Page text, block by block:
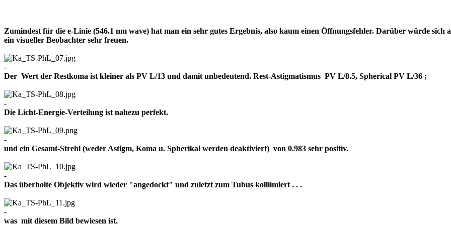
Zumindest für die e-Linie (546.1 nm wave) hat man ein sehr gutes Ergebnis, also kaum einen Öffnungsfehler. Darüber würde sich
ein visueller Beobachter sehr freuen.
-
Der Wert der Restkoma ist kleiner als PV L/13 und damit unbedeutend. Rest-Astigmatismus PV L/8.5, Spherical PV L/36 ;
-
Die Licht-Energie-Verteilung ist nahezu perfekt.
-
und ein Gesamt-Strehl (weder Astigm, Koma u. Spherikal werden deaktiviert) von 0.983 sehr positiv.
-
Das überholte Objektiv wird wieder "angedockt" und zuletzt zum Tubus kolliimiert . . .
-
was mit diesem Bild bewiesen ist.